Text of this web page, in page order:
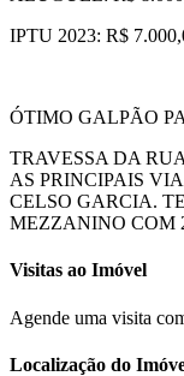
IPTU 2023: R$
ÓTIMO GALPÃO
TRAVESSA DA
AS PRINCIPAIS
CELSO GARCIA.
MEZZANINO COM
Visitas ao Imóvel
Agende uma visita
Localização do